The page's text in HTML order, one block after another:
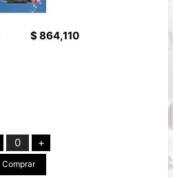
$ 864,110
0 +
Comprar